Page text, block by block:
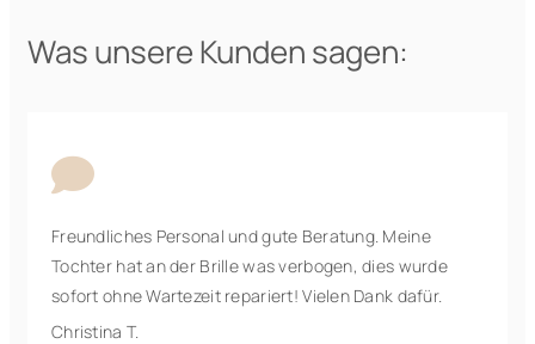
Was unsere Kunden sagen:

Freundliches Personal und gute Beratung. Meine
Tochter hat an der Brille was verbogen, dies wurde
sofort ohne Wartezeit repariert! Vielen Dank dafür.
Christina T.